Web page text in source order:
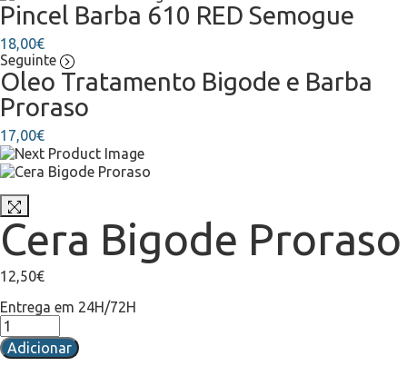
Pincel Barba 610 RED Semogue
18,00€
Seguinte
Oleo Tratamento Bigode e Barba
Proraso
17,00€
Cera Bigode Proraso
12,50€
Entrega em 24H/72H
Adicionar